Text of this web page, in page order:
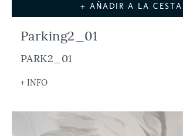
+ AÑADIR A LA CESTA
Parking2_01
PARK2_01
+ INFO